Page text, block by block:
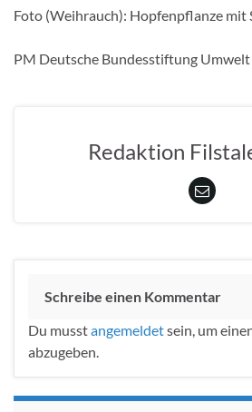
Foto (Weihrauch): Hopfenpflanze mit
PM Deutsche Bundesstiftung
Redaktion
Schreibe einen Kommentar
Du musstangemeldetsein, um
abzugeben.